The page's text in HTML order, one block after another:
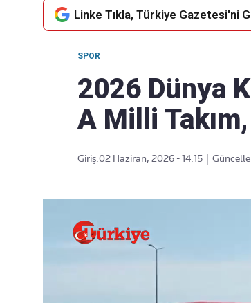
akışımıza ulaşın
Linke Tıkla, Türkiye Gazetesi'ni
SPOR
2026 Dünya
A Milli
Giriş:02 Haziran, 2026 - 14:15